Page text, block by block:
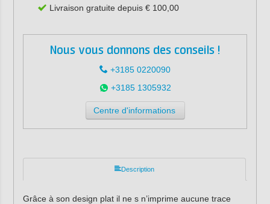
Livraison gratuite depuis € 100,00
Nous vous donnons des conseils !
+3185 0220090
+3185 1305932
Centre d'informations
Description
Grâce à son design plat il ne s n’imprime aucune trace